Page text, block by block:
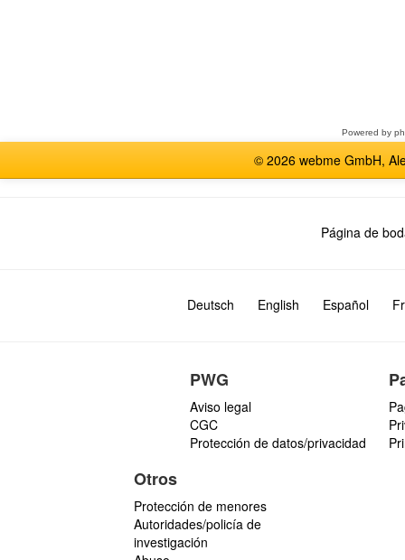
Powered by
© 2026 webme GmbH,
Página de
Deutsch English Español
PWG
Aviso legal
CGC
Protección de datos/privacidad
Otros
Protección de menores
Autoridades/policía de
investigación